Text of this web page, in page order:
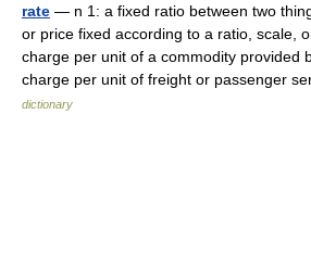
rate — n 1: a fixed ratio between two
or price fixed according to a ratio, scale,
charge per unit of a commodity provided
charge per unit of freight or passenger
dictionary